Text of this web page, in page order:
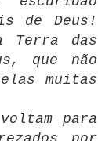
de Deus!
Terra das
que não
muitas
para